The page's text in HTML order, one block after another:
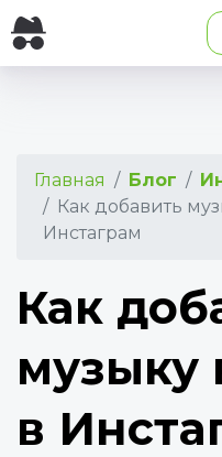
Главная Блог
Как добавить
Инстаграм
Как
музыку
в